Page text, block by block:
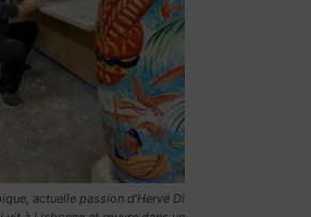
actuelle passion d’Hervé Di